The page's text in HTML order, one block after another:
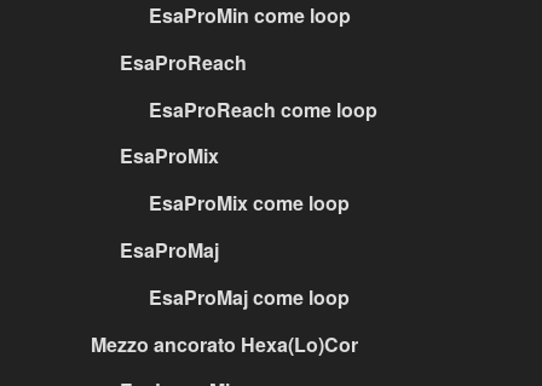
EsaProMin come loop
EsaProReach
EsaProReach come loop
EsaProMix
EsaProMix come loop
EsaProMaj
EsaProMaj come loop
Mezzo ancorato Hexa(Lo)Cor